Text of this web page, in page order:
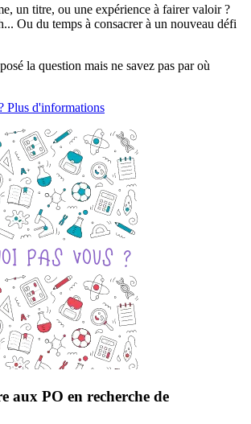
un titre, ou une expérience à fairer valoir ?
Ou du temps à consacrer à un nouveau défi
la question mais ne savez pas par où
Plus d'informations
aux PO en recherche de